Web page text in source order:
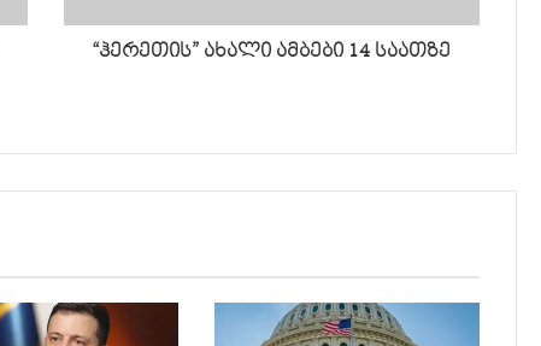
“ჰერეთის” ახალი ამბები 14 საათზე